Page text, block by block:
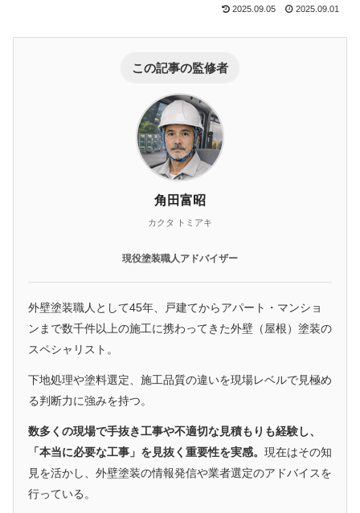
2025.09.05 2025.09.01
この記事の監修者
角田富昭
カクタ トミアキ
現役塗装職人アドバイザー
外壁塗装職人として45年、戸建てからアパート・マンショ
ンまで数千件以上の施工に携わってきた外壁（屋根）塗装の
スペシャリスト。
下地処理や塗料選定、施工品質の違いを現場レベルで見極め
る判断力に強みを持つ。
数多くの現場で手抜き工事や不適切な見積もりも経験し、
「本当に必要な工事」を見抜く重要性を実感。 現在はその知
見を活かし、外壁塗装の情報発信や業者選定のアドバイスを
行っている。